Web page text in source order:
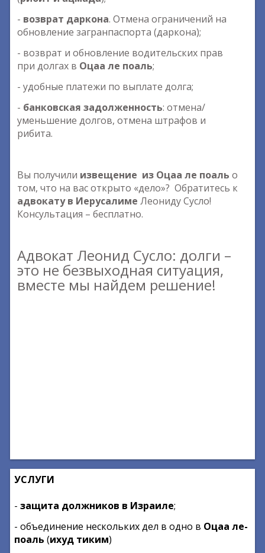
- возврат даркона. Отмена ограничений на
обновление загранпаспорта (даркона);
- возврат и обновление водительских прав
при долгах в Оцаа ле поаль;
- удобные платежи по выплате долга;
- банковская задолженность: отмена/
уменьшение долгов, отмена штрафов и
рибита.
Вы получили извещение из Оцаа ле поаль о
том, что на вас открыто «дело»? Обратитесь к
адвокату в Иерусалиме Леониду Сусло!
Консультация – бесплатно.
Адвокат Леонид Сусло: долги –
это не безвыходная ситуация,
вместе мы найдем решение!
УСЛУГИ
- защита должников в Израиле;
- объединение нескольких дел в одно в Оцаа ле-
поаль (ихуд тиким)